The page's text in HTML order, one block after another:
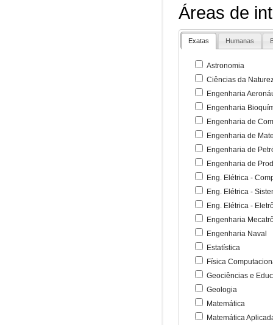
Áreas de
Exatas Humanas
Astronomia
Ciências da
Engenharia
Engenharia
Engenharia de
Engenharia de
Engenharia de
Engenharia de
Eng. Elétrica -
Eng. Elétrica -
Eng. Elétrica -
Engenharia
Engenharia Naval
Estatística
Física
Geociências e
Geologia
Matemática
Matemática